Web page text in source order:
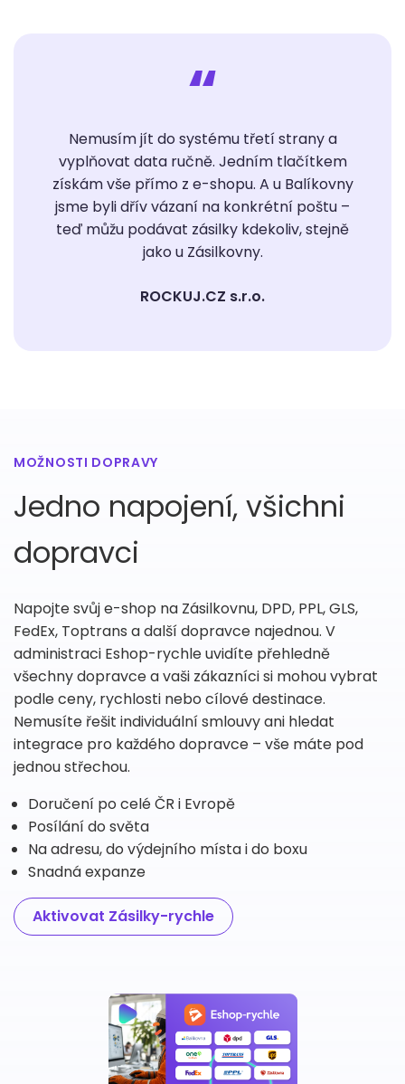
“
Nemusím jít do systému třetí strany a
vyplňovat data ručně. Jedním tlačítkem
získám vše přímo z e-shopu. A u Balíkovny
jsme byli dřív vázaní na konkrétní poštu –
teď můžu podávat zásilky kdekoliv, stejně
jako u Zásilkovny.
ROCKUJ.CZ s.r.o.
MOŽNOSTI DOPRAVY
Jedno napojení, všichni
dopravci
Napojte svůj e-shop na Zásilkovnu, DPD, PPL, GLS,
FedEx, Toptrans a další dopravce najednou. V
administraci Eshop-rychle uvidíte přehledně
všechny dopravce a vaši zákazníci si mohou vybrat
podle ceny, rychlosti nebo cílové destinace.
Nemusíte řešit individuální smlouvy ani hledat
integrace pro každého dopravce – vše máte pod
jednou střechou.
Doručení po celé ČR i Evropě
Posílání do světa
Na adresu, do výdejního místa i do boxu
Snadná expanze
Aktivovat Zásilky-rychle